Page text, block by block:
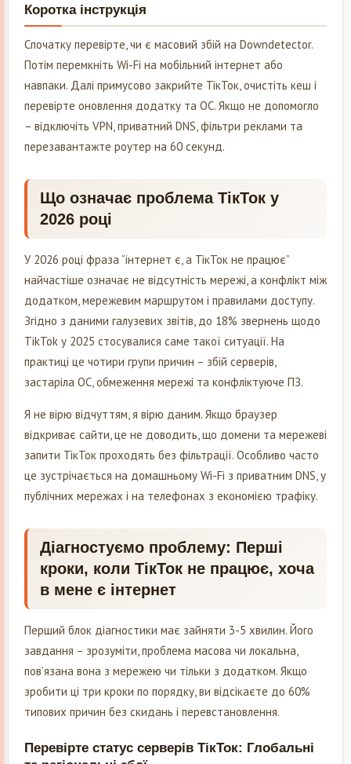
Коротка інструкція
Спочатку перевірте, чи є масовий збій на Downdetector.
Потім перемкніть Wi-Fi на мобільний інтернет або
навпаки. Далі примусово закрийте ТікТок, очистіть кеш і
перевірте оновлення додатку та ОС. Якщо не допомогло
– відключіть VPN, приватний DNS, фільтри реклами та
перезавантажте роутер на 60 секунд.
Що означає проблема ТікТок у
2026 році
У 2026 році фраза “інтернет є, а ТікТок не працює”
найчастіше означає не відсутність мережі, а конфлікт між
додатком, мережевим маршрутом і правилами доступу.
Згідно з даними галузевих звітів, до 18% звернень щодо
TikTok у 2025 стосувалися саме такої ситуації. На
практиці це чотири групи причин – збій серверів,
застаріла ОС, обмеження мережі та конфліктуюче ПЗ.
Я не вірю відчуттям, я вірю даним. Якщо браузер
відкриває сайти, це не доводить, що домени та мережеві
запити ТікТок проходять без фільтрації. Особливо часто
це зустрічається на домашньому Wi-Fi з приватним DNS, у
публічних мережах і на телефонах з економією трафіку.
Діагностуємо проблему: Перші
кроки, коли ТікТок не працює, хоча
в мене є інтернет
Перший блок діагностики має зайняти 3-5 хвилин. Його
завдання – зрозуміти, проблема масова чи локальна,
пов’язана вона з мережею чи тільки з додатком. Якщо
зробити ці три кроки по порядку, ви відсікаєте до 60%
типових причин без скидань і перевстановлення.
Перевірте статус серверів ТікТок: Глобальні